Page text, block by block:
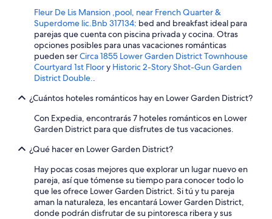
Fleur De Lis Mansion ,pool, near French Quarter &
Superdome lic.Bnb 317134: bed and breakfast ideal para
parejas que cuenta con piscina privada y cocina. Otras
opciones posibles para unas vacaciones románticas
pueden serCirca 1855 Lower Garden District Townhouse
Courtyard 1st Floory Historic 2-Story Shot-Gun Garden
District Double..
¿Cuántos hoteles románticos hay en Lower Garden District?
Con Expedia, encontrarás 7 hoteles románticos en Lower
Garden District para que disfrutes de tus vacaciones.
¿Qué hacer en Lower Garden District?
Hay pocas cosas mejores que explorar un lugar nuevo en
pareja, así que tómense su tiempo para conocer todo lo
que les ofrece Lower Garden District. Si tú y tu pareja
aman la naturaleza, les encantará Lower Garden District,
donde podrán disfrutar de su pintoresca ribera y sus